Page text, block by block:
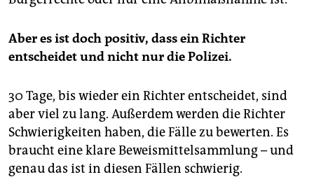
Aber es ist doch positiv, dass ein Richter
entscheidet und nicht nur die Polizei.
30 Tage, bis wieder ein Richter entscheidet, sind
aber viel zu lang. Außerdem werden die Richter
Schwierigkeiten haben, die Fälle zu bewerten. Es
braucht eine klare Beweismittelsammlung – und
genau das ist in diesen Fällen schwierig.